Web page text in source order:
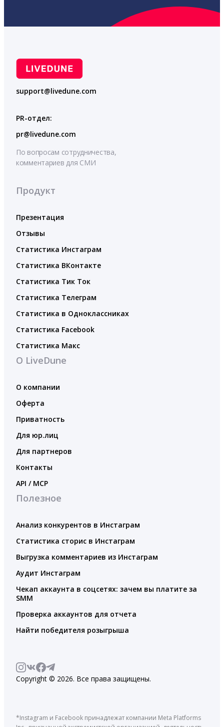
support@livedune.com
PR-отдел:
pr@livedune.com
По вопросам сотрудничества,
комментариев для СМИ
Продукт
Презентация
Отзывы
Статистика Инстаграм
Статистика ВКонтакте
Статистика Тик Ток
Статистика Телеграм
Статистика в Одноклассниках
Статистика Facebook
Статистика Макс
О LiveDune
О компании
Оферта
Приватность
Для юр.лиц
Для партнеров
Контакты
API / MCP
Полезное
Анализ конкурентов в Инстаграм
Статистика сторис в Инстаграм
Выгрузка комментариев из Инстаграм
Аудит Инстаграм
Чекап аккаунта в соцсетях: зачем вы платите за
SMM
Проверка аккаунтов для отчета
Найти победителя розыгрыша
Copyright © 2026. Все права защищены.
*Instagram и Facebook принадлежат компании Meta Platforms